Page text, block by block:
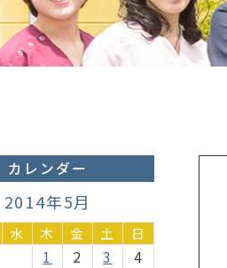
カレンダー
2014年5月
水 木 金 土 日
1 2 3
4